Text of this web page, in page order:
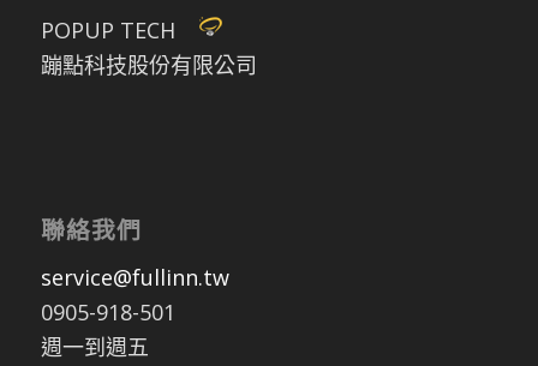
POPUP TECH
蹦點科技股份有限公司
聯絡我們
service@fullinn.tw
0905-918-501
週一到週五